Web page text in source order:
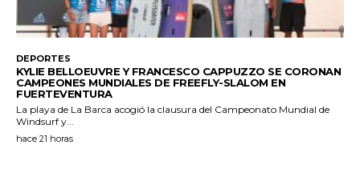
DEPORTES
KYLIE BELLOEUVRE Y FRANCESCO CAPPUZZO SE CORONAN
CAMPEONES MUNDIALES DE FREEFLY-SLALOM EN
FUERTEVENTURA
La playa de La Barca acogió la clausura del Campeonato Mundial de
Windsurf y...
hace 21 horas